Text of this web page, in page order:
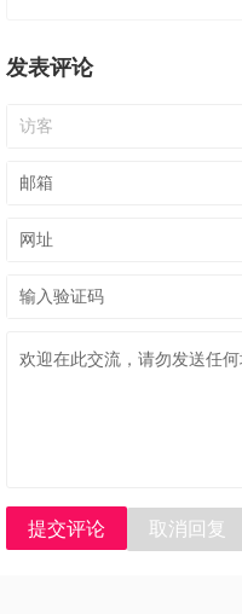
发表评论
提交评论 取消回复